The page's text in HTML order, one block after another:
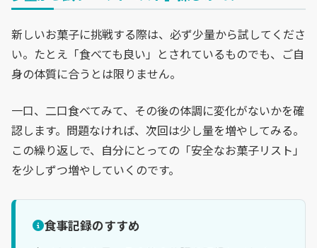
新しいお菓子に挑戦する際は、必ず少量から試してくださ
い。たとえ「食べても良い」とされているものでも、ご自
身の体質に合うとは限りません。
一口、二口食べてみて、その後の体調に変化がないかを確
認します。問題なければ、次回は少し量を増やしてみる。
この繰り返しで、自分にとっての「安全なお菓子リスト」
を少しずつ増やしていくのです。
食事記録のすすめ